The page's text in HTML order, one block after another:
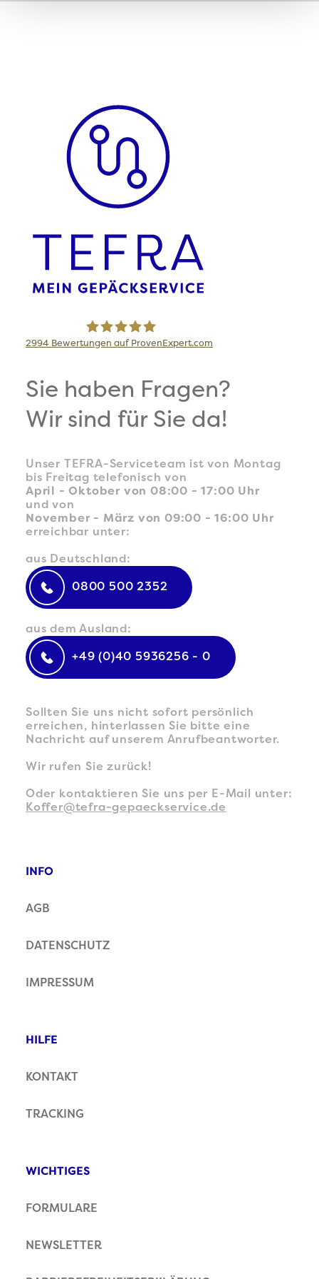
2994 Bewertungen auf ProvenExpert.com
Sie haben Fragen?
Wir sind für Sie da!
Unser TEFRA-Serviceteam ist von Montag
bis Freitag telefonisch von
April - Oktober von 08:00 - 17:00 Uhr
und von
November - März von 09:00 - 16:00 Uhr
erreichbar unter:
aus Deutschland:
0800 500 2352
aus dem Ausland:
+49 (0)40 5936256 - 0
Sollten Sie uns nicht sofort persönlich
erreichen, hinterlassen Sie bitte eine
Nachricht auf unserem Anrufbeantworter.
Wir rufen Sie zurück!
Oder kontaktieren Sie uns per E-Mail unter:
Koffer@tefra-gepaeckservice.de
INFO
AGB
DATENSCHUTZ
IMPRESSUM
HILFE
KONTAKT
TRACKING
WICHTIGES
FORMULARE
NEWSLETTER